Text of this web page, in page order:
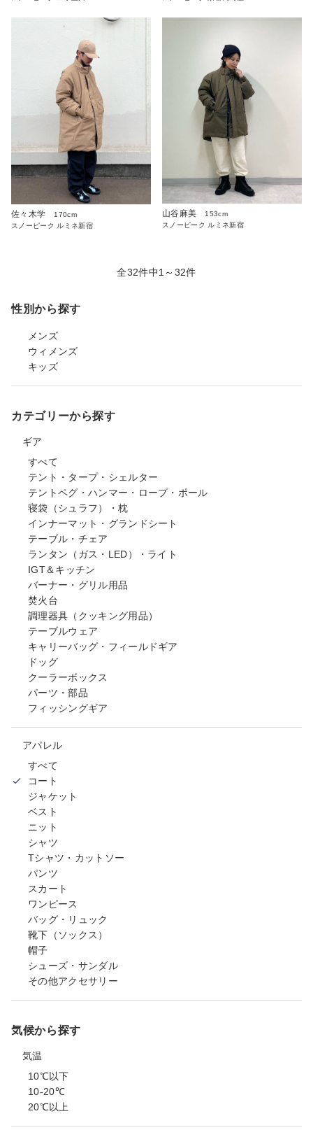
佐々木学
170cm
スノーピーク ルミネ新宿
山谷麻美
153cm
スノーピーク ルミネ新宿
全32件中1～32件
性別から探す
メンズ
ウィメンズ
キッズ
カテゴリーから探す
ギア
すべて
テント・タープ・シェルター
テントペグ・ハンマー・ロープ・ポール
寝袋（シュラフ）・枕
インナーマット・グランドシート
テーブル・チェア
ランタン（ガス・LED）・ライト
IGT＆キッチン
バーナー・グリル用品
焚火台
調理器具（クッキング用品）
テーブルウェア
キャリーバッグ・フィールドギア
ドッグ
クーラーボックス
パーツ・部品
フィッシングギア
アパレル
すべて
コート
ジャケット
ベスト
ニット
シャツ
Tシャツ・カットソー
パンツ
スカート
ワンピース
バッグ・リュック
靴下（ソックス）
帽子
シューズ・サンダル
その他アクセサリー
気候から探す
気温
10℃以下
10-20℃
20℃以上